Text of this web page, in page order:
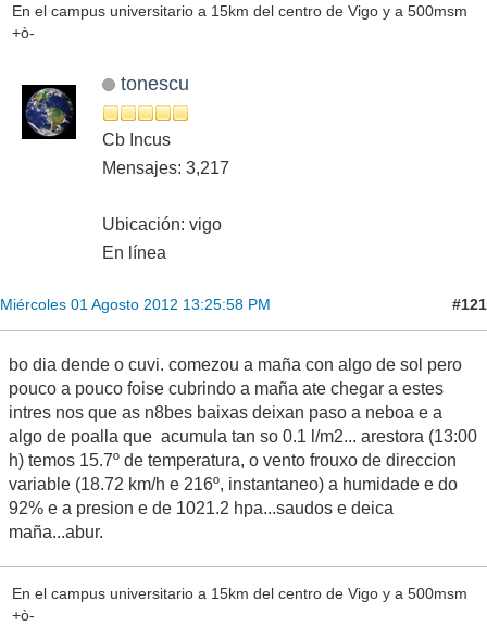
En el campus universitario a 15km del centro de Vigo y a 500msm
+ò-
tonescu
Cb Incus
Mensajes: 3,217
Ubicación: vigo
En línea
Miércoles 01 Agosto 2012 13:25:58 PM #121
bo dia dende o cuvi. comezou a maña con algo de sol pero
pouco a pouco foise cubrindo a maña ate chegar a estes
intres nos que as n8bes baixas deixan paso a neboa e a
algo de poalla que acumula tan so 0.1 l/m2... arestora (13:00
h) temos 15.7º de temperatura, o vento frouxo de direccion
variable (18.72 km/h e 216º, instantaneo) a humidade e do
92% e a presion e de 1021.2 hpa...saudos e deica
maña...abur.
En el campus universitario a 15km del centro de Vigo y a 500msm
+ò-